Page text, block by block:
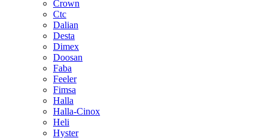
Crown
Ctc
Dalian
Desta
Dimex
Doosan
Faba
Feeler
Fimsa
Halla
Halla-Cinox
Heli
Hyster